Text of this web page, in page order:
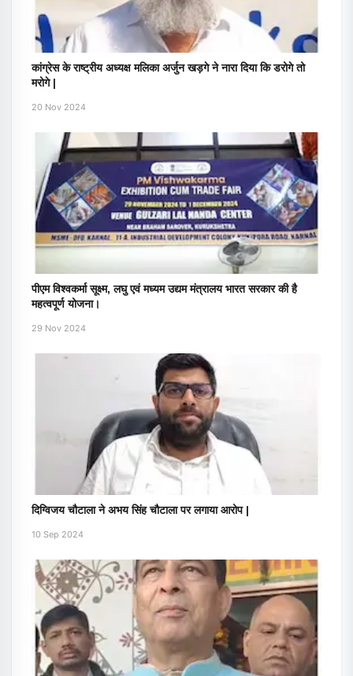
कांग्रेस के राष्ट्रीय अध्यक्ष मलिका अर्जुन खड़गे ने नारा दिया कि डरोगे तो
मरोगे |
20 Nov 2024
पीएम विश्वकर्मा सूक्ष्म, लघु एवं मध्यम उद्यम मंत्रालय भारत सरकार की है
महत्वपूर्ण योजना।
29 Nov 2024
दिग्विजय चौटाला ने अभय सिंह चौटाला पर लगाया आरोप |
10 Sep 2024